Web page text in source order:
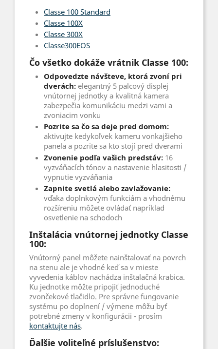
Classe 100 Standard
Classe 100X
Classe 300X
Classe300EOS
Čo všetko dokáže vrátnik Classe 100:
Odpovedzte návšteve, ktorá zvoní pri
dverách: elegantný 5 palcový displej
vnútornej jednotky a kvalitná kamera
zabezpečia komunikáciu medzi vami a
zvoniacim vonku
Pozrite sa čo sa deje pred domom:
aktivujte kedykoľvek kameru vonkajšieho
panela a pozrite sa kto stojí pred dverami
Zvonenie podľa vašich predstáv: 16
vyzváňacích tónov a nastavenie hlasitosti /
vypnutie vyzváňania
Zapnite svetlá alebo zavlažovanie:
vďaka doplnkovým funkciám a vhodnému
rozšíreniu môžete ovládať napríklad
osvetlenie na schodoch
Inštalácia vnútornej jednotky Classe
100:
Vnútorný panel môžete nainštalovať na povrch
na stenu ale je vhodné keď sa v mieste
vyvedenia káblov nachádza inštalačná krabica.
Ku jednotke môžte pripojiť jednoduché
zvončekové tlačidlo. Pre správne fungovanie
systému po doplnení / výmene môžu byť
potrebné zmeny v konfigurácii - prosím
kontaktujte nás.
Ďalšie voliteľné príslušenstvo: